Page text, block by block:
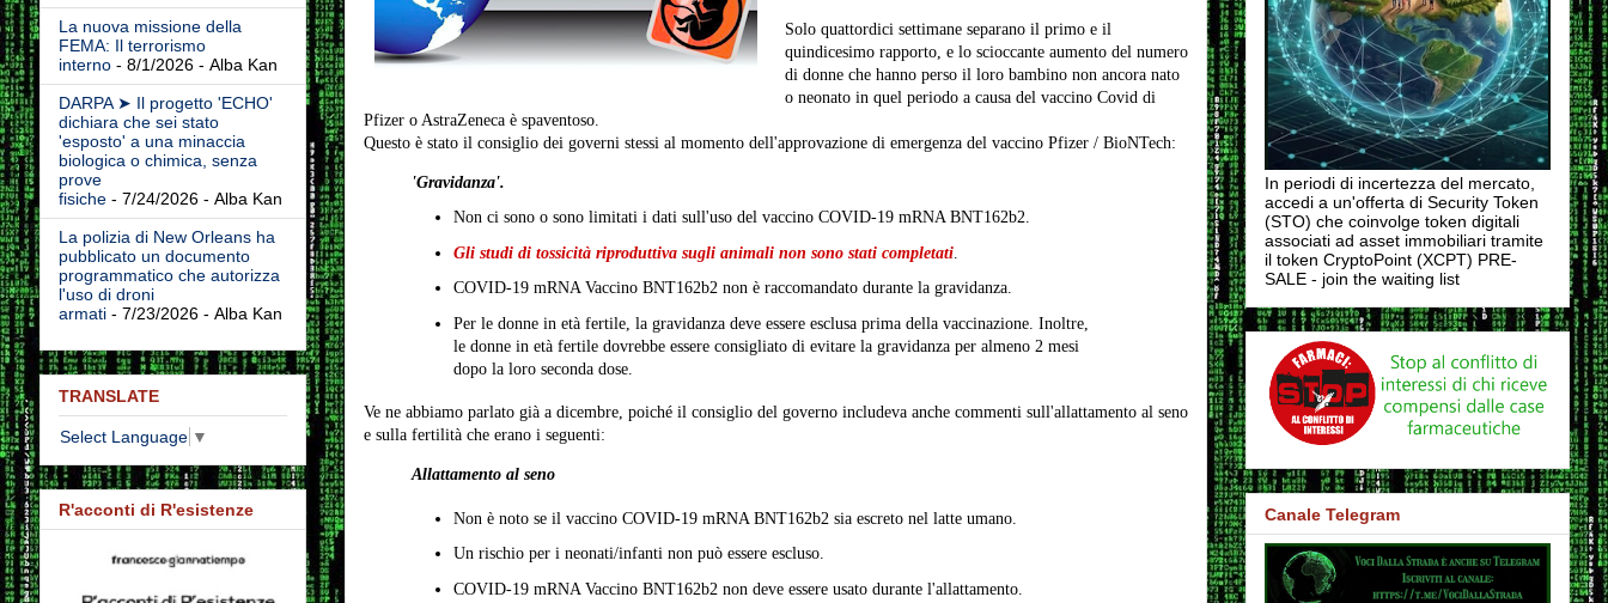
Solo quattordici settimane separano il primo e il
quindicesimo rapporto, e lo scioccante aumento del numero
di donne che hanno perso il loro bambino non ancora nato
o neonato in quel periodo a causa del vaccino Covid di
Pfizer o AstraZeneca è spaventoso.
Questo è stato il consiglio dei governi stessi al momento dell'approvazione di emergenza del vaccino Pfizer / BioNTech:
'Gravidanza'.
Non ci sono o sono limitati i dati sull'uso del vaccino COVID-19 mRNA BNT162b2.
Gli studi di tossicità riproduttiva sugli animali non sono stati completati.
COVID-19 mRNA Vaccino BNT162b2 non è raccomandato durante la gravidanza.
Per le donne in età fertile, la gravidanza deve essere esclusa prima della vaccinazione. Inoltre,
le donne in età fertile dovrebbe essere consigliato di evitare la gravidanza per almeno 2 mesi
dopo la loro seconda dose.
Ve ne abbiamo parlato già a dicembre, poiché il consiglio del governo includeva anche commenti sull'allattamento al seno
e sulla fertilità che erano i seguenti:
Allattamento al seno
Non è noto se il vaccino COVID-19 mRNA BNT162b2 sia escreto nel latte umano.
Un rischio per i neonati/infanti non può essere escluso.
COVID-19 mRNA Vaccino BNT162b2 non deve essere usato durante l'allattamento.
La nuova missione della
FEMA: Il terrorismo
interno- 8/1/2026- Alba Kan
DARPA ➤ Il progetto 'ECHO'
dichiara che sei stato
'esposto' a una minaccia
biologica o chimica, senza
prove
fisiche- 7/24/2026- Alba Kan
La polizia di New Orleans ha
pubblicato un documento
programmatico che autorizza
l'uso di droni
armati- 7/23/2026- Alba Kan
TRANSLATE
Select Language ▼
R'acconti di R'esistenze
In periodi di incertezza del mercato,
accedi a un'offerta di Security Token
(STO) che coinvolge token digitali
associati ad asset immobiliari tramite
il token CryptoPoint (XCPT) PRE-
SALE - join the waiting list
Canale Telegram